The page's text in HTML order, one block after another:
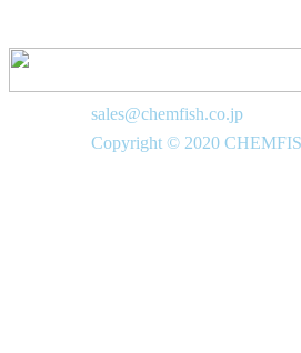
sales@chemfish.co.jp
Copyright © 2020